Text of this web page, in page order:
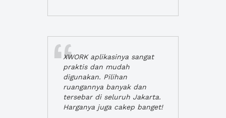
XWORK aplikasinya sangat
praktis dan mudah
digunakan. Pilihan
ruangannya banyak dan
tersebar di seluruh Jakarta.
Harganya juga cakep banget!